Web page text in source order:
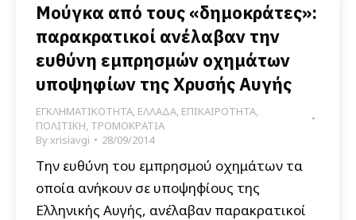
Μούγκα από τους «δημοκράτες»:
παρακρατικοί ανέλαβαν την
ευθύνη εμπρησμών οχημάτων
υποψηφίων της Χρυσής Αυγής
ΕΓΚΛΗΜΑΤΙΚΟΤΗΤΑ, ΕΛΛΑΔΑ, ΕΠΙΚΑΙΡΟΤΗΤΑ,
ΠΟΛΙΤΙΚΗ, ΤΡΟΜΟΚΡΑΤΙΑ
Byxrisiavgi 28/09/2014
Την ευθύνη του εμπρησμού οχημάτων τα
οποία ανήκουν σε υποψηφίους της
Ελληνικής Αυγής, ανέλαβαν παρακρατικοί